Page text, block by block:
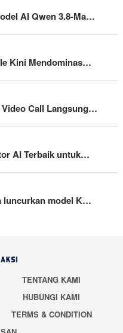
AI Qwen 3.8-Ma…
Kini Mendominas…
Call Langsung…
AI Terbaik untuk…
luncurkan model K…
TENTANG KAMI
HUBUNGI KAMI
TERMS & CONDITION